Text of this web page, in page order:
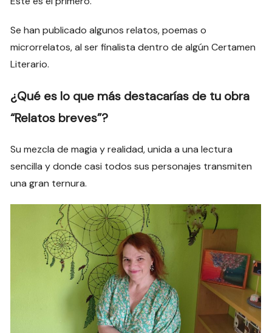
Se han publicado algunos relatos, poemas o
microrrelatos, al ser finalista dentro de algún Certamen
Literario.
¿Qué es lo que más destacarías de tu obra
“Relatos breves”?
Su mezcla de magia y realidad, unida a una lectura
sencilla y donde casi todos sus personajes transmiten
una gran ternura.